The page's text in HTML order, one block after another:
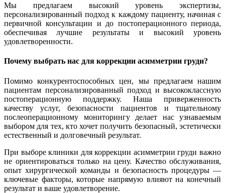
Мы предлагаем высокий уровень экспертизы,
персонализированный подход к каждому пациенту, начиная с
первичной консультации и до постоперационного периода,
обеспечивая лучшие результаты и высокий уровень
удовлетворенности.
Почему выбрать нас для коррекции асимметрии груди?
Помимо конкурентоспособных цен, мы предлагаем нашим
пациентам персонализированный подход и высококлассную
постоперационную поддержку. Наша приверженность
качеству услуг, безопасности пациентов и тщательному
послеоперационному мониторингу делает нас узнаваемым
выбором для тех, кто хочет получить безопасный, эстетически
естественный и долговечный результат.
При выборе клиники для коррекции асимметрии груди важно
не ориентироваться только на цену. Качество обслуживания,
опыт хирургической команды и безопасность процедуры —
ключевые факторы, которые напрямую влияют на конечный
результат и ваше удовлетворение.